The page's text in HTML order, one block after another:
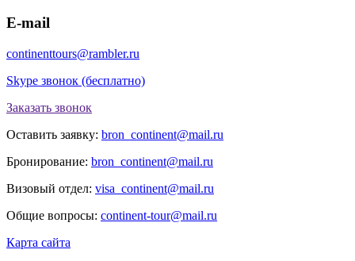
E-mail
continenttours@rambler.ru
Skype звонок (бесплатно)
Заказать звонок
Оставить заявку: bron_continent@mail.ru
Бронирование: bron_continent@mail.ru
Визовый отдел: visa_continent@mail.ru
Общие вопросы: continent-tour@mail.ru
Карта сайта